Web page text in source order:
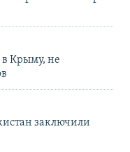
Крыму, не
заключили